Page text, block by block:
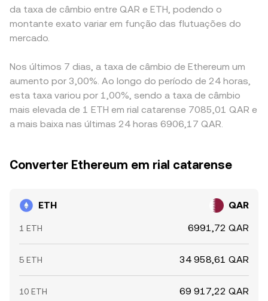
da taxa de câmbio entre QAR e ETH, podendo o
montante exato variar em função das flutuações do
mercado.
Nos últimos 7 dias, a taxa de câmbio de Ethereum um
aumento por 3,00%. Ao longo do período de 24 horas,
esta taxa variou por 1,00%, sendo a taxa de câmbio
mais elevada de 1 ETH em rial catarense 7085,01 QAR e
a mais baixa nas últimas 24 horas 6906,17 QAR.
Converter Ethereum em rial catarense
ETH QAR
1 ETH 6991,72 QAR
5 ETH 34 958,61 QAR
10 ETH 69 917,22 QAR